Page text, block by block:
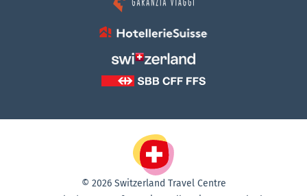
© 2026 Switzerland Travel Centre